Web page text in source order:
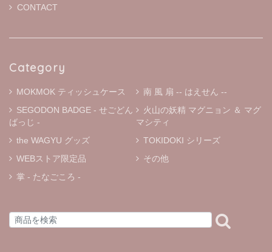
CONTACT
Category
MOKMOK ティッシュケース
南 風 扇 -- はえせん --
SEGODON BADGE - せごどん
ばっじ -
火山の妖精 マグニョン ＆ マグ
マシティ
the WAGYU グッズ
TOKIDOKI シリーズ
WEBストア限定品
その他
掌 - たなごころ -